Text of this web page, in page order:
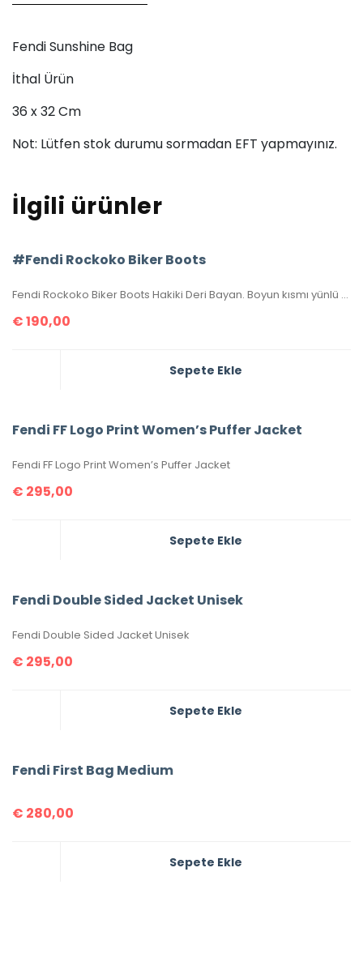
Fendi Sunshine Bag
İthal Ürün
36 x 32 Cm
Not: Lütfen stok durumu sormadan EFT yapmayınız.
İlgili ürünler
#Fendi Rockoko Biker Boots
Fendi Rockoko Biker Boots Hakiki Deri Bayan. Boyun kısmı yünlü kakar dokuma kumaştır. Yüksek kalite, birebir üründür. 36-37-38-39-40 ölçüler mevcuttur. Topuk yüksekliği 3 cm’dir. Kutulu, toz torbalı, sertifikalıdır.
€190,00
Sepete Ekle
Fendi FF Logo Print Women’s Puffer Jacket
Fendi FF Logo Print Women’s Puffer Jacket
€ 295,00
Sepete Ekle
Fendi Double Sided Jacket Unisek
Fendi Double Sided Jacket Unisek
€ 295,00
Sepete Ekle
Fendi First Bag Medium
€ 280,00
Sepete Ekle